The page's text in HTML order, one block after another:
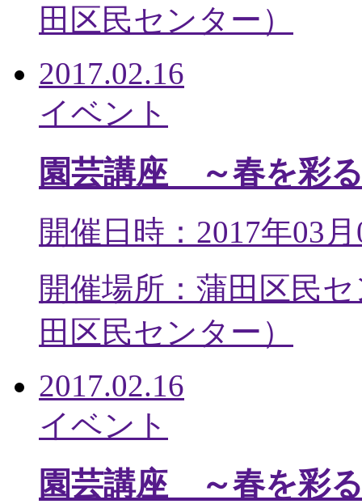
田区民センター ）
2017.02.16
イベント
園芸講座 ～春を彩
開催日時：2017年03
開催場所：蒲田区民
田区民センター ）
2017.02.16
イベント
園芸講座 ～春を彩